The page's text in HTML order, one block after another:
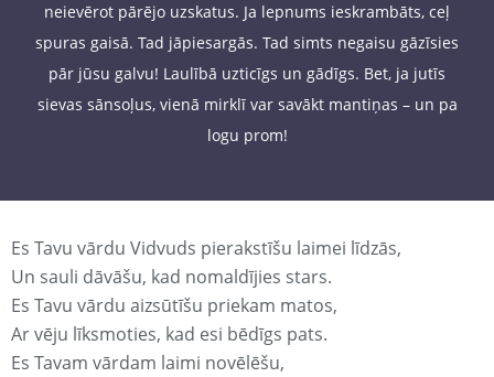
neievērot pārējo uzskatus. Ja lepnums ieskrambāts, ceļ
spuras gaisā. Tad jāpiesargās. Tad simts negaisu gāzīsies
pār jūsu galvu! Laulībā uzticīgs un gādīgs. Bet, ja jutīs
sievas sānsoļus, vienā mirklī var savākt mantiņas – un pa
logu prom!
Es Tavu vārdu Vidvuds pierakstīšu laimei līdzās,
Un sauli dāvāšu, kad nomaldījies stars.
Es Tavu vārdu aizsūtīšu priekam matos,
Ar vēju līksmoties, kad esi bēdīgs pats.
Es Tavam vārdam laimi novēlēšu,